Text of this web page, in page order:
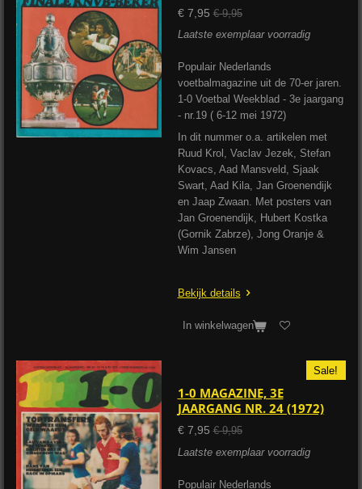
€ 7,95 € 9,95
Laatste exemplaar voorradig
Populair Nederlands
voetbalmagazine uit de 70-er jaren.
1-0 Voetbal Weekblad - 3e jaargang
- nr.19 ( 6-12 mei 1972)
In dit nummer o.a. artikelen met
Ruud Krol, Vaclav Jezek, Stefan
Kovacs, Aad Mansveld, Sjaak
Swart, Aad Kila, Jan Groenendijk
en Jaap Zwaan. Met posters van
Jan Groenendijk, Hubert Kostka
(Gornik Zabrze), Jong Oranje &
Wim Jansen
Bekijk details
In winkelwagen
Sale!
1-0 MAGAZINE, 3E
JAARGANG NR. 24 (1972)
€ 7,95 € 9,95
Laatste exemplaar voorradig
Populair Nederlands